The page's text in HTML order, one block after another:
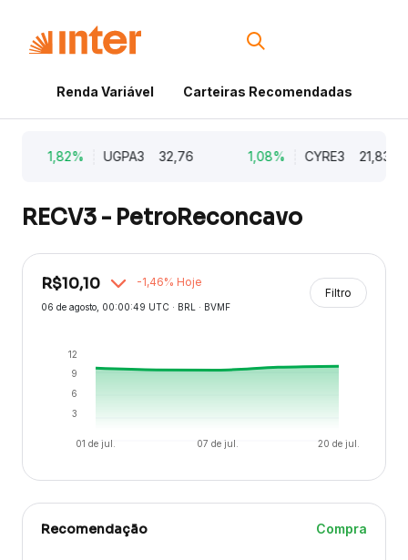
Renda Variável Carteiras Recomendadas
1,82% UGPA3 32,76 1,08% CYRE3 21,83
RECV3 - PetroReconcavo
R$10,10 -1,46% Hoje
06 de agosto , 00:00:49 UTC · BRL · BVMF
Filtro
01 de jul. 07 de jul. 20 de jul.
3
6
9
12
Recomendação Compra